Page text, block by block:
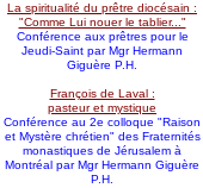
La spiritualité du prêtre diocésain :
"Comme Lui nouer le tablier..."
Conférence aux prêtres pour le
Jeudi-Saint par Mgr Hermann
Giguère P.H.
François de Laval :
pasteur et mystique
Conférence au 2e colloque "Raison
et Mystère chrétien" des Fraternités
monastiques de Jérusalem à
Montréal par Mgr Hermann Giguère
P.H.